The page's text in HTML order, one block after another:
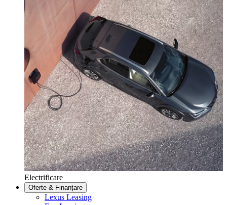
Electrificare
Oferte & Finanțare
Lexus Leasing